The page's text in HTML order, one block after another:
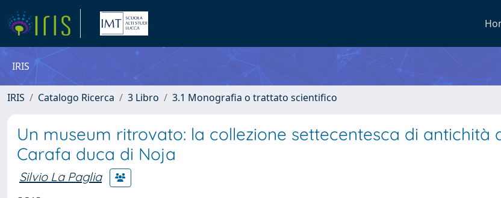
IRIS
IRIS Catalogo Ricerca 3 Libro 3.1 Monografia o trattato scientifico
Un museum ritrovato: la collezione settecentesca di antichità
Carafa duca di Noja
Silvio La Paglia